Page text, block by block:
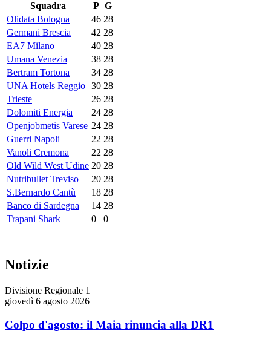
Squadra P G
Olidata Bologna
46 28
Germani Brescia
42 28
EA7 Milano
40 28
Umana Venezia
38 28
Bertram Tortona
34 28
UNA Hotels Reggio 30 28
Trieste
26 28
Dolomiti Energia
24 28
Openjobmetis Varese 24 28
Guerri Napoli
22 28
Vanoli Cremona
22 28
Old Wild West Udine 20 28
Nutribullet Treviso
20 28
S.Bernardo Cantù
18 28
Banco di Sardegna
14 28
Trapani Shark
0 0
Notizie
Divisione Regionale 1
giovedì 6 agosto 2026
Colpo d'agosto: il Maia rinuncia alla DR1